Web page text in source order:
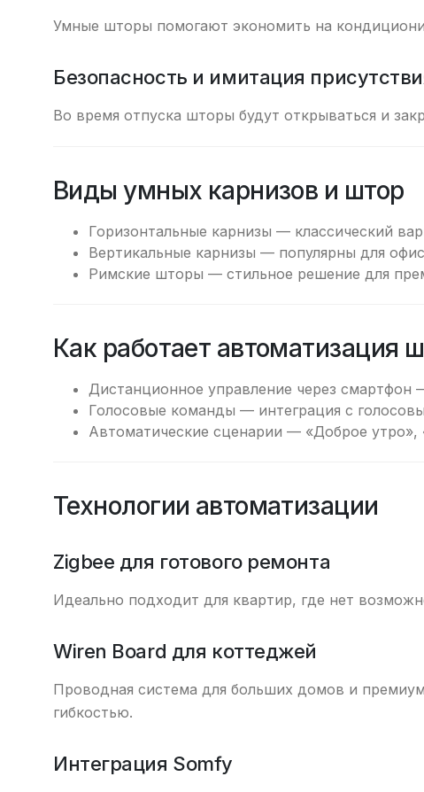
Умные шторы помогают экономить на
Безопасность и имитация
Во время отпуска шторы будут открываться и
Виды умных карнизов и штор
Горизонтальные карнизы — классический
Вертикальные карнизы — популярны для
Римские шторы — стильное решение для
Как работает автоматизация
Дистанционное управление через
Голосовые команды — интеграция с
Автоматические сценарии — «Доброе утро»,
Технологии автоматизации
Zigbee для готового ремонта
Идеально подходит для квартир, где нет
Wiren Board для коттеджей
Проводная система для больших домов и
гибкостью.
Интеграция Somfy